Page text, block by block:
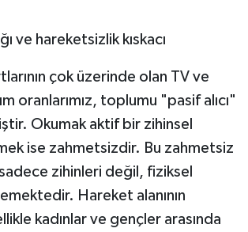
ve hareketsizlik kıskacı
çok üzerinde olan TV ve
oranlarımız, toplumu "pasif alıcı"
Okumak aktif bir zihinsel
ise zahmetsizdir. Bu zahmetsiz
zihinleri değil, fiziksel
Hareket alanının
kadınlar ve gençler arasında